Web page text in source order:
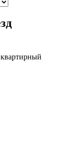
квартирный